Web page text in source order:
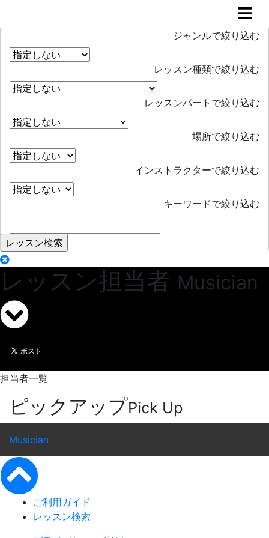
ジャンルで絞り込む
レッスン種類で絞り込む
レッスンパートで絞り込む
場所で絞り込む
インストラクターで絞り込む
キーワードで絞り込む
レッスン担当者 Musician
担当者一覧
ピックアップPick Up
Musician
ご利用ガイド
レッスン検索